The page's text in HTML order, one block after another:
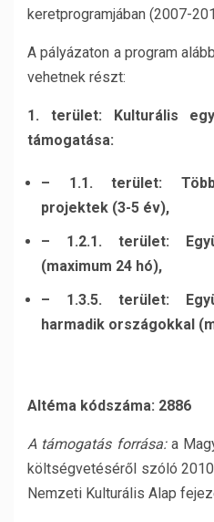
keretprogramjában (2007-
A pályázaton a program
vehetnek részt:
1. terület: Kulturális
támogatása:
– 1.1. terület:
projektek (3-5 év),
– 1.2.1. terület:
(maximum 24 hó),
– 1.3.5. terület:
harmadik országokkal
Altéma kódszáma: 2886
A támogatás forrása:a
költségvetéséről szóló
Nemzeti Kulturális Alap